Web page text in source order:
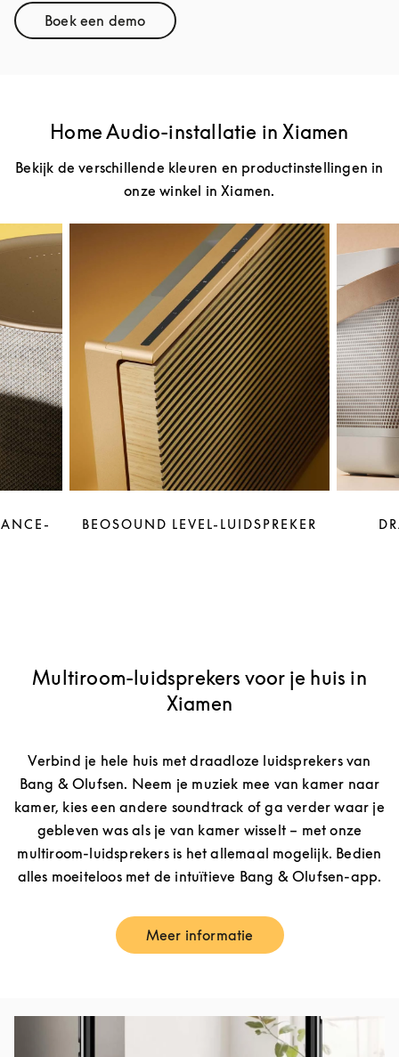
Boek een demoLink Opens in New Tab
Home Audio-installatie in Xiamen
Bekijk de verschillende kleuren en productinstellingen in
onze winkel in Xiamen.
BEOSOUND LEVEL-LUIDSPREKER
Multiroom-luidsprekers voor je huis in
Xiamen
Verbind je hele huis met draadloze luidsprekers van
Bang & Olufsen. Neem je muziek mee van kamer naar
kamer, kies een andere soundtrack of ga verder waar je
gebleven was als je van kamer wisselt – met onze
multiroom-luidsprekers is het allemaal mogelijk. Bedien
alles moeiteloos met de intuïtieve Bang & Olufsen-app.
Meer informatieLink Opens in New Tab